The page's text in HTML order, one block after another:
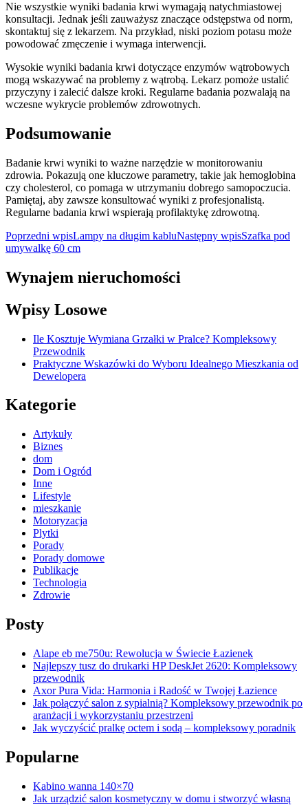
Nie wszystkie wyniki badania krwi wymagają natychmiastowej
konsultacji. Jednak jeśli zauważysz znaczące odstępstwa od norm,
skontaktuj się z lekarzem. Na przykład, niski poziom potasu może
powodować zmęczenie i wymaga interwencji.
Wysokie wyniki badania krwi dotyczące enzymów wątrobowych
mogą wskazywać na problemy z wątrobą. Lekarz pomoże ustalić
przyczyny i zalecić dalsze kroki. Regularne badania pozwalają na
wczesne wykrycie problemów zdrowotnych.
Podsumowanie
Badanie krwi wyniki to ważne narzędzie w monitorowaniu
zdrowia. Pokazują one kluczowe parametry, takie jak hemoglobina
czy cholesterol, co pomaga w utrzymaniu dobrego samopoczucia.
Pamiętaj, aby zawsze konsultować wyniki z profesjonalistą.
Regularne badania krwi wspierają profilaktykę zdrowotną.
Nawigacja
wpisu
Poprzedni wpisLampy na długim kabluNastępny wpisSzafka pod
umywalkę 60 cm
Wynajem nieruchomości
Wpisy Losowe
Ile Kosztuje Wymiana Grzałki w Pralce? Kompleksowy
Przewodnik
Praktyczne Wskazówki do Wyboru Idealnego Mieszkania od
Dewelopera
Kategorie
Artykuły
Biznes
dom
Dom i Ogród
Inne
Lifestyle
mieszkanie
Motoryzacja
Plytki
Porady
Porady domowe
Publikacje
Technologia
Zdrowie
Posty
Alape eb me750u: Rewolucja w Świecie Łazienek
Najlepszy tusz do drukarki HP DeskJet 2620: Kompleksowy
przewodnik
Axor Pura Vida: Harmonia i Radość w Twojej Łazience
Jak połączyć salon z sypialnią? Kompleksowy przewodnik po
aranżacji i wykorzystaniu przestrzeni
Jak wyczyścić pralkę octem i sodą – kompleksowy poradnik
Popularne
Kabino wanna 140×70
Jak urządzić salon kosmetyczny w domu i stworzyć własną